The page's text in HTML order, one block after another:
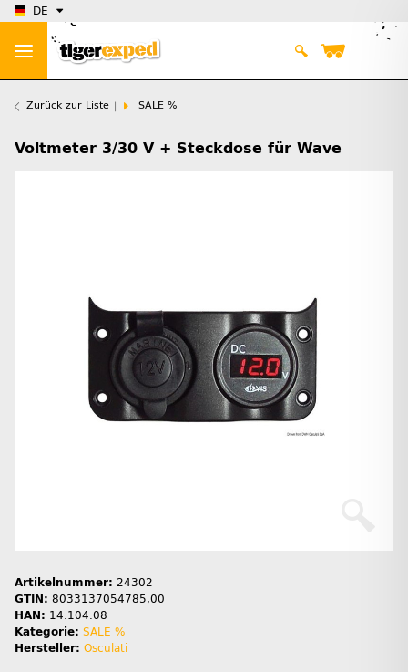
DE
Zurück zur Liste SALE %
Voltmeter 3/30 V + Steckdose für Wave
Artikelnummer: 24302
GTIN: 8033137054785,00
HAN: 14.104.08
Kategorie: SALE %
Hersteller: Osculati